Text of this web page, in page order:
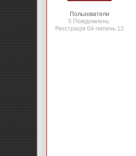
Пользователи
5 Повідомлень:
Реєстрація 04-липень 12